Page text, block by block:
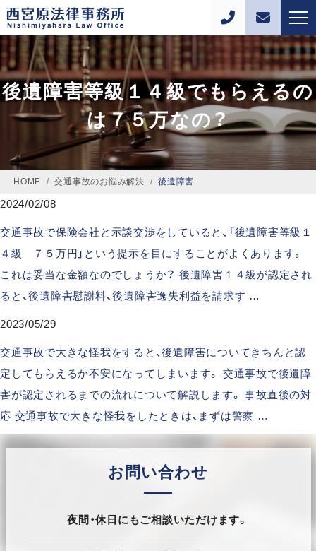
後遺障害等級１４級でもらえるの
は７５万なの？
HOME / 交通事故のお悩み解決 / 後遺障害
2024/02/08
交通事故で保険会社と示談交渉をしていると、「後遺障害等級１
４級 ７５万円」という提示を目にすることがよくあります。
これは妥当な金額なのでしょうか？ 後遺障害１４級が認定され
ると、後遺障害慰謝料、後遺障害逸失利益を請求す …
2023/05/29
交通事故で大きな怪我をすると、後遺障害についてきちんと認
定してもらえるか不安になってしまいます。 交通事故で後遺障
害が認定されるまでの流れについて解説します。 事故直後の対
応 交通事故で大きな怪我をしたときは、まずは警察 …
お問い合わせ
夜間・休日にもご相談いただけます。